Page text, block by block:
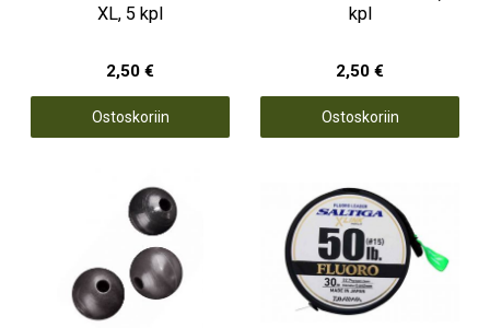
XL, 5 kpl
2,50 €
Ostoskoriin
kpl
2,50 €
Ostoskoriin